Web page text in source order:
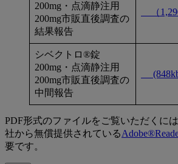
200mg・点滴静注用
200mg市販直後調査の
結果報告
（
シベクトロ®錠
200mg・点滴静注用
200mg市販直後調査の
中間報告
PDF形式のファイルをご覧いただくに
社から無償提供されている
要です。